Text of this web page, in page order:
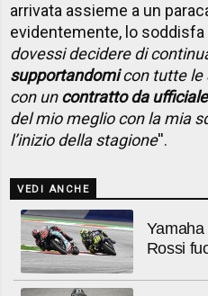
arrivata assieme a un
evidentemente, lo soddisfa
dovessi decidere di
supportandomicon tutte le
con uncontratto da ufficiale
del mio meglio con la mia
l’inizio della stagione''.
VEDI ANCHE
Rossi